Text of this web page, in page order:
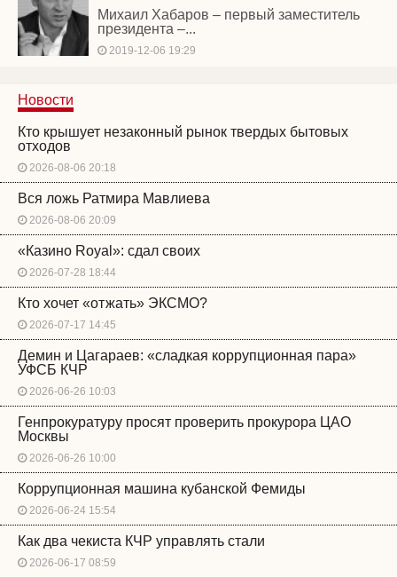
Михаил Хабаров – первый заместитель
президента –...
2019-12-06 19:29
Новости
Кто крышует незаконный рынок твердых бытовых
отходов
2026-08-06 20:18
Вся ложь Ратмира Мавлиева
2026-08-06 20:09
«Казино Royal»: сдал своих
2026-07-28 18:44
Кто хочет «отжать» ЭКСМО?
2026-07-17 14:45
Демин и Цагараев: «сладкая коррупционная пара»
УФСБ КЧР
2026-06-26 10:03
Генпрокуратуру просят проверить прокурора ЦАО
Москвы
2026-06-26 10:00
Коррупционная машина кубанской Фемиды
2026-06-24 15:54
Как два чекиста КЧР управлять стали
2026-06-17 08:59